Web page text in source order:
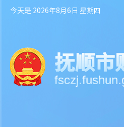
今天是 2026年8月6日 星期四
抚顺市